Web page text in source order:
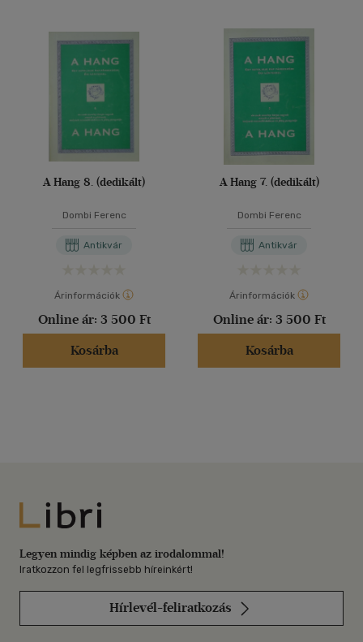
A Hang 8. (dedikált)
Dombi Ferenc
Antikvár
Árinformációk
Online ár: 3 500 Ft
Kosárba
A Hang 7. (dedikált)
Dombi Ferenc
Antikvár
Árinformációk
Online ár: 3 500 Ft
Kosárba
Libri
Legyen mindig képben az irodalommal!
Iratkozzon fel legfrissebb híreinkért!
Hírlevél-feliratkozás